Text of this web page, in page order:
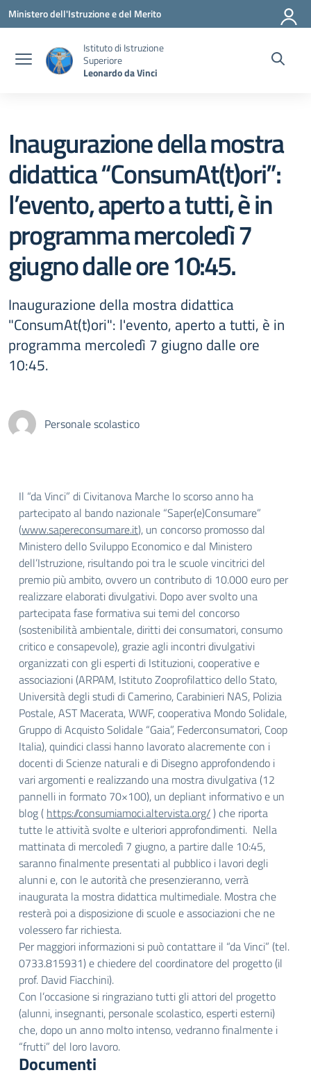
Vai ai contenuti
Vai al menu di navigazione
Vai al footer
Ministero dell'Istruzione e del Merito
Istituto di Istruzione
Superiore
Leonardo da Vinci
Inaugurazione della mostra
didattica “ConsumAt(t)ori”:
l’evento, aperto a tutti, è in
programma mercoledì 7
giugno dalle ore 10:45.
Inaugurazione della mostra didattica
"ConsumAt(t)ori": l'evento, aperto a tutti, è in
programma mercoledì 7 giugno dalle ore
10:45.
Personale scolastico
Il “da Vinci” di Civitanova Marche lo scorso anno ha
partecipato al bando nazionale “Saper(e)Consumare”
(www.sapereconsumare.it), un concorso promosso dal
Ministero dello Sviluppo Economico e dal Ministero
dell’Istruzione, risultando poi tra le scuole vincitrici del
premio più ambito, ovvero un contributo di 10.000 euro per
realizzare elaborati divulgativi. Dopo aver svolto una
partecipata fase formativa sui temi del concorso
(sostenibilità ambientale, diritti dei consumatori, consumo
critico e consapevole), grazie agli incontri divulgativi
organizzati con gli esperti di Istituzioni, cooperative e
associazioni (ARPAM, Istituto Zooprofilattico dello Stato,
Università degli studi di Camerino, Carabinieri NAS, Polizia
Postale,AST Macerata,WWF, cooperativa Mondo Solidale,
Gruppo di Acquisto Solidale “Gaia”, Federconsumatori, Coop
Italia), quindici classi hanno lavorato alacremente con i
docenti di Scienze naturali e di Disegno approfondendo i
vari argomenti e realizzando una mostra divulgativa (12
pannelli in formato 70×100), un depliant informativo e un
blog ( https://consumiamoci.altervista.org/) che riporta
tutte le attività svolte e ulteriori approfondimenti. Nella
mattinata di mercoledì 7 giugno, a partire dalle 10:45,
saranno finalmente presentati al pubblico i lavori degli
alunni e, con le autorità che presenzieranno, verrà
inaugurata la mostra didattica multimediale. Mostra che
resterà poi a disposizione di scuole e associazioni che ne
volessero far richiesta.
Per maggiori informazioni si può contattare il “da Vinci” (tel.
0733.815931) e chiedere del coordinatore del progetto (il
prof. David Fiacchini).
Con l’occasione si ringraziano tutti gli attori del progetto
(alunni, insegnanti, personale scolastico, esperti esterni)
che, dopo un anno molto intenso, vedranno finalmente i
“frutti” del loro lavoro.
Documenti